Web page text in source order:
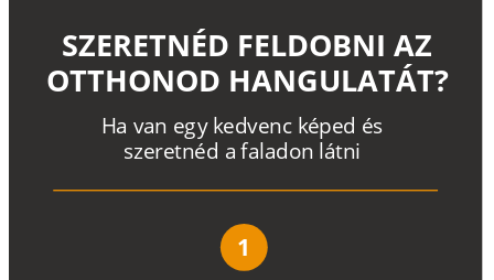
Ha van egy kedvenc képed és
szeretnéd a faladon látni
SZERETNÉD FELDOBNI AZ
OTTHONOD HANGULATÁT?
1